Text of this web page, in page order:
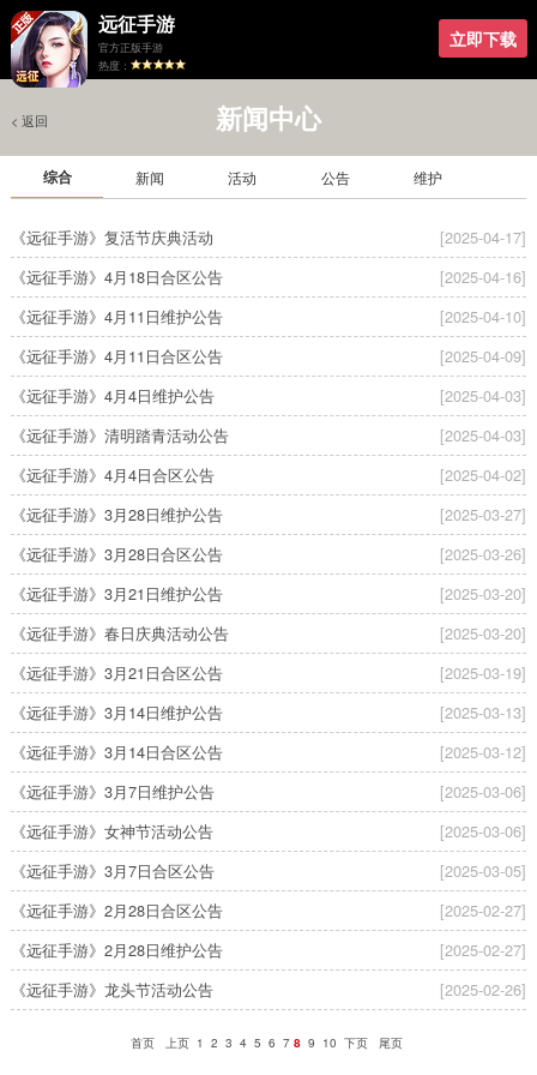
远征手游
官方正版手游
热度：
立即下载
新闻中心
< 返回
综合 新闻 活动 公告 维护
[2025-04-17]
《远征手游》复活节庆典活动
[2025-04-16]
《远征手游》4月18日合区公告
[2025-04-10]
《远征手游》4月11日维护公告
[2025-04-09]
《远征手游》4月11日合区公告
[2025-04-03]
《远征手游》4月4日维护公告
[2025-04-03]
《远征手游》清明踏青活动公告
[2025-04-02]
《远征手游》4月4日合区公告
[2025-03-27]
《远征手游》3月28日维护公告
[2025-03-26]
《远征手游》3月28日合区公告
[2025-03-20]
《远征手游》3月21日维护公告
[2025-03-20]
《远征手游》春日庆典活动公告
[2025-03-19]
《远征手游》3月21日合区公告
[2025-03-13]
《远征手游》3月14日维护公告
[2025-03-12]
《远征手游》3月14日合区公告
[2025-03-06]
《远征手游》3月7日维护公告
[2025-03-06]
《远征手游》女神节活动公告
[2025-03-05]
《远征手游》3月7日合区公告
[2025-02-27]
《远征手游》2月28日合区公告
[2025-02-27]
《远征手游》2月28日维护公告
[2025-02-26]
《远征手游》龙头节活动公告
首页 上页 1 2 3 4 5 6 7 8 9 10 下页 尾页